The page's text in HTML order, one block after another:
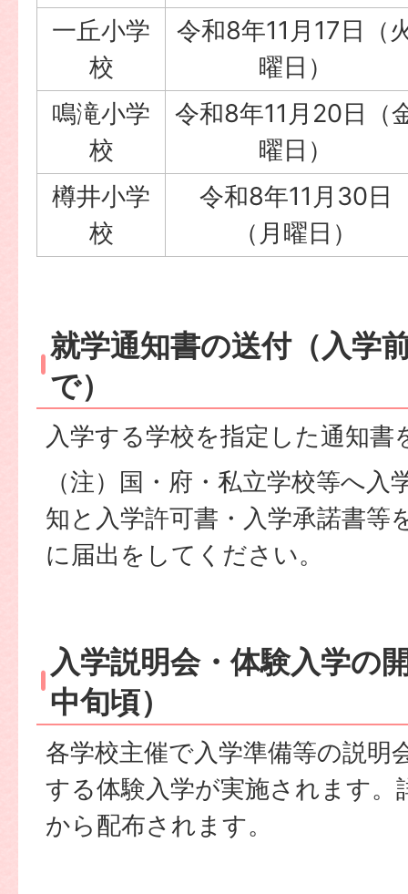
一丘小学
校
令和8年11月17日（
曜日）
鳴滝小学
校
令和8年11月20日（
曜日）
樽井小学
校
令和8年11月30日
（月曜日）
就学通知書の送付（入学
で）
入学する学校を指定した通知書
（注）国・府・私立学校等へ
知と入学許可書・入学承諾書等
に届出をしてください。
入学説明会・体験入学の
中旬頃）
各学校主催で入学準備等の説明
する体験入学が実施されます。
から配布されます。